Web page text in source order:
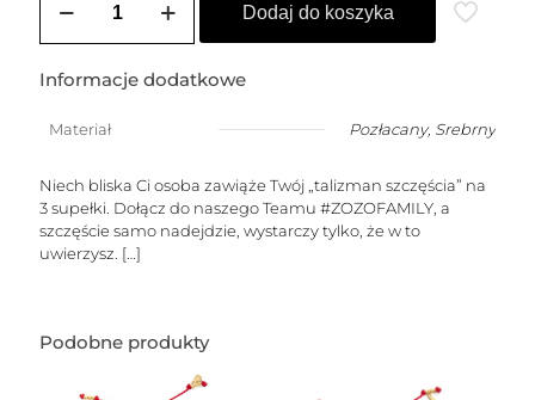
Bransoletka
szczęście
dowolną
Dodaj do koszyka
Informacje dodatkowe
Materiał Pozłacany, Srebrny
Niech bliska Ci osoba zawiąże Twój „talizman szczęścia” na
3 supełki. Dołącz do naszego Teamu #ZOZOFAMILY, a
szczęście samo nadejdzie, wystarczy tylko, że w to
uwierzysz. […]
Podobne produkty